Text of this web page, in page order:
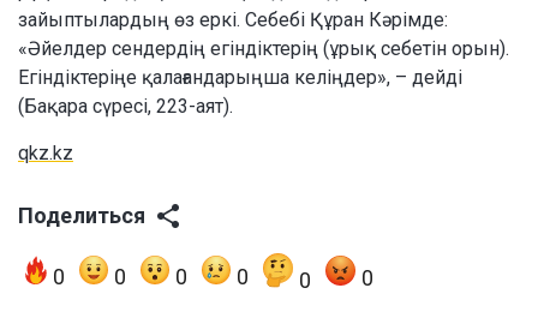
зайыптылардың өз еркі. Себебі Құран Кәрімде:
«Әйелдер сендердің егіндіктерің (ұрық себетін орын).
Егіндіктеріңе қалағандарыңша келіңдер», – дейді
(Бақара сүресі, 223-аят).
qkz.kz
Поделиться
0 0 0 0 0 0